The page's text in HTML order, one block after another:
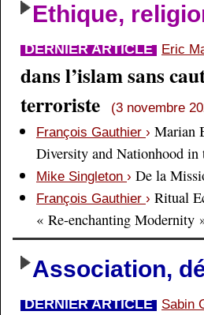
Ethique,
DERNIER ARTICLE Eric
dans l’islam sans
terroriste
(3 novembre
François Gauthier › Marian
Diversity and Nationhood in
Mike Singleton › De la
François Gauthier › Ritual
« Re-enchanting Modernity
Association,
DERNIER ARTICLE Sabin